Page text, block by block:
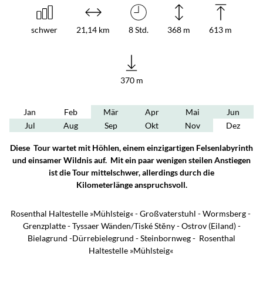
schwer 21,14 km 8 Std. 368 m 613 m
370 m
Jan Feb Mär Apr Mai
Jun
Jul
Aug Sep Okt Nov Dez
Diese Tour wartet mit Höhlen, einem einzigartigen Felsenlabyrinth
und einsamer Wildnis auf. Mit ein paar wenigen steilen Anstiegen
ist die Tour mittelschwer, allerdings durch die
Kilometerlänge anspruchsvoll.
Rosenthal Haltestelle »Mühlsteig« - Großvaterstuhl - Wormsberg -
Grenzplatte - Tyssaer Wänden/Tiské Stěny - Ostrov (Eiland) -
Bielagrund -Dürrebielegrund - Steinbornweg - Rosenthal
Haltestelle »Mühlsteig«